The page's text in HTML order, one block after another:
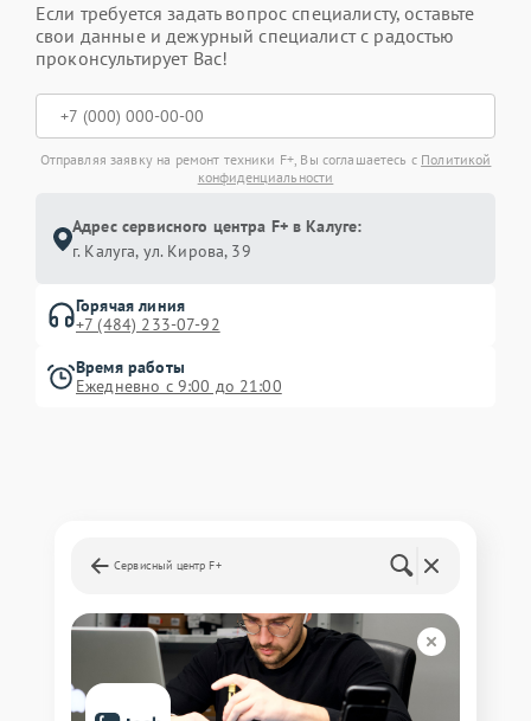
Если требуется задать вопрос специалисту, оставьте
свои данные и дежурный специалист с радостью
проконсультирует Вас!
Отправляя заявку на ремонт техники F+, Вы соглашаетесь с Политикой
конфиденциальности
Адрес сервисного центра F+ в Калуге:
г. Калуга, ул. Кирова, 39
Горячая линия
+7 (484) 233-07-92
Время работы
Ежедневно с 9:00 до 21:00
Сервисный центр F+